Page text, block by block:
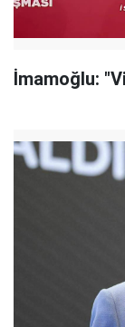
İmamoğlu: